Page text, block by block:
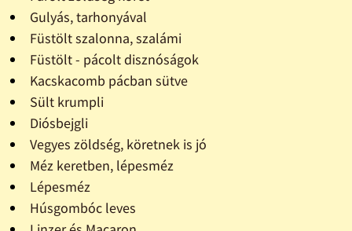
Gulyás, tarhonyával
Füstölt szalonna, szalámi
Füstölt - pácolt disznóságok
Kacskacomb pácban sütve
Sült krumpli
Diósbejgli
Vegyes zöldség, köretnek is jó
Méz keretben, lépesméz
Lépesméz
Húsgombóc leves